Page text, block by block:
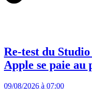
Re-test du
Apple se paie
09/08/2026 à 07:00